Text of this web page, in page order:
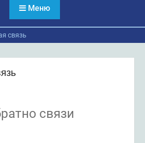
Меню
связь
связи